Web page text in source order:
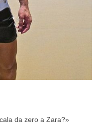
da zero a Zara?»